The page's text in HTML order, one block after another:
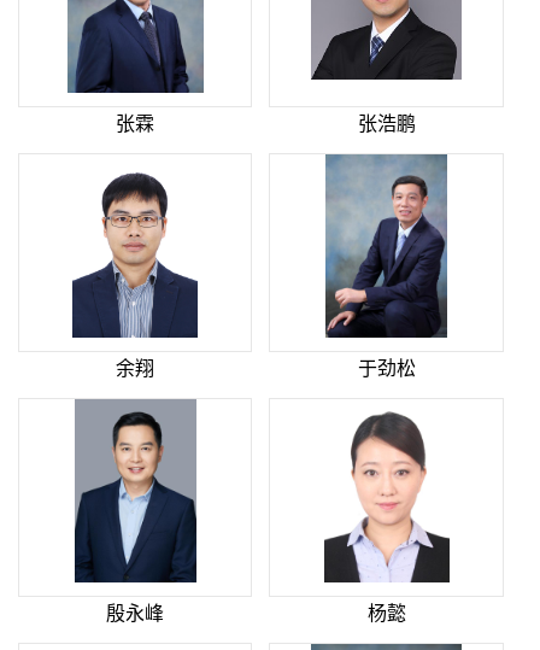
张霖 张浩鹏
余翔 于劲松
殷永峰 杨懿